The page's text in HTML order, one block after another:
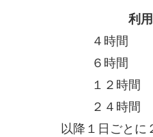
利
４時間
６時間
１２時間
２４時間
以降１日ごとに